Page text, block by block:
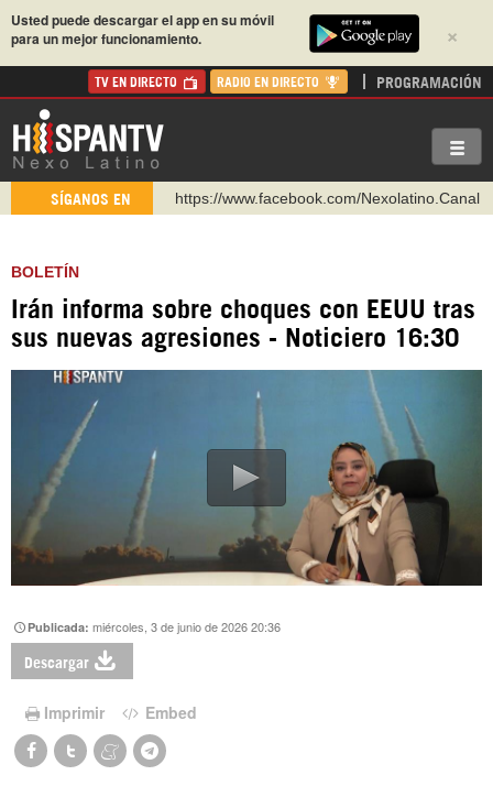
×
Usted puede descargar el app en su móvil
para un mejor funcionamiento.
TV EN DIRECTO RADIO EN DIRECTO PROGRAMACIÓN
SÍGANOS EN
https://www.facebook.com/Nexolatino.Canal
https://t.me/hispantvcanal
https://urmedium.com/c/hispantv
Instagram como: hispan_tv
BOLETÍN
Irán informa sobre choques con EEUU tras
sus nuevas agresiones - Noticiero 16:30
Publicada:miércoles, 3 de junio de 2026 20:36
Descargar
Imprimir Embed